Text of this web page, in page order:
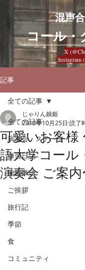
混声
コール・
X
記事
全ての記事
演奏会・ステージ
練習日誌
連絡事項
ご挨拶
旅行記
季節
食
コミュニティ
全ての記事
可愛いお客様
語大学コール
演奏会 ご案内
じゃりん娘姫
2018年10月25日 読了